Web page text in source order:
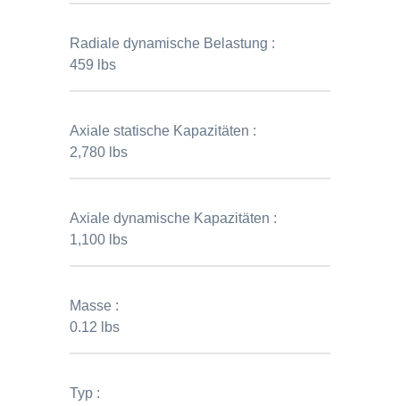
Radiale dynamische Belastung :
459 lbs
Axiale statische Kapazitäten :
2,780 lbs
Axiale dynamische Kapazitäten :
1,100 lbs
Masse :
0.12 lbs
Typ :